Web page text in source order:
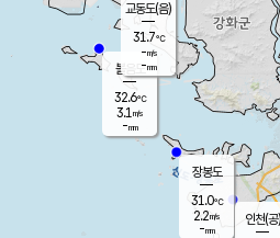
볼음도
32.6℃
3.1 m/s
-mm
장봉도
31.0℃
2.2m/s
-mm
인천(공)
교동도(음)
31.7℃
-m/s
-mm